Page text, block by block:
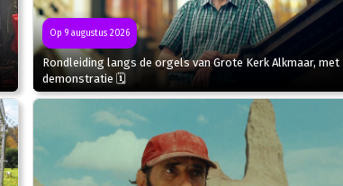
Op 9 augustus 2026
Rondleiding langs de orgels van Grote Kerk Alkmaar, met
demonstratie 🗓